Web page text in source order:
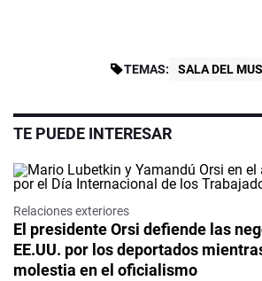
TEMAS: SALA DEL
TE PUEDE INTERESAR
Relaciones exteriores
El presidente Orsi defiende las
EE.UU. por los deportados
molestia en el oficialismo